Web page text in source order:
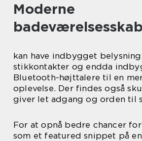
Moderne
kan have indbygget
stikkontakter og endda
Bluetooth-højttalere til en
oplevelse. Der findes også
giver let adgang og orden til
For at opnå bedre chancer
som et featured snippet på